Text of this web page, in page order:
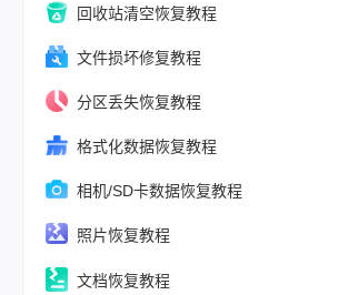
回收站清空恢复教程
文件损坏修复教程
分区丢失恢复教程
格式化数据恢复教程
相机/SD卡数据恢复教程
照片恢复教程
文档恢复教程